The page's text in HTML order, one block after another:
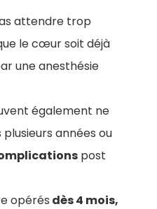
attendre trop
le cœur soit déjà
une anesthésie
également ne
années ou
post
opérés dès 4 mois,